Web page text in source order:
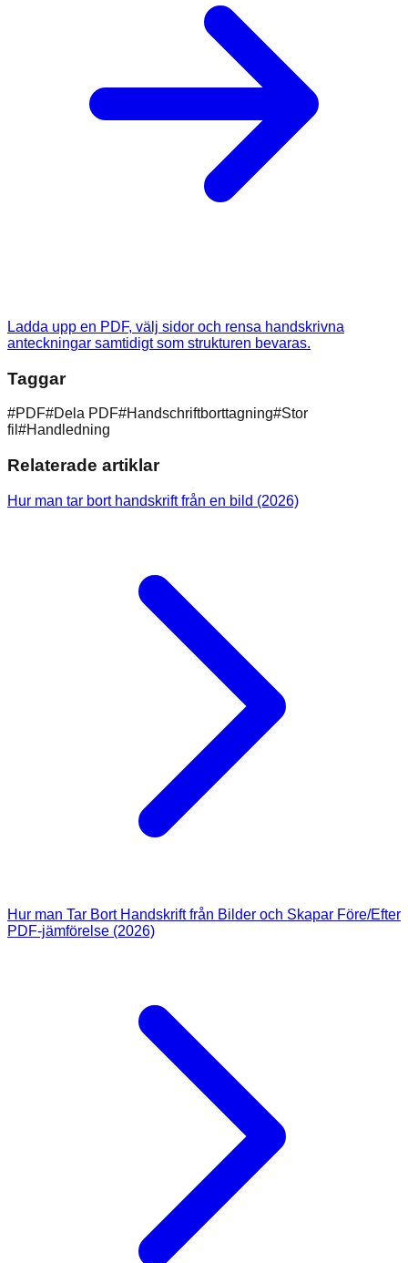
Ladda upp en PDF, välj sidor och rensa handskrivna
anteckningar samtidigt som strukturen bevaras.
Taggar
#PDF#Dela PDF#Handschriftborttagning#Stor
fil #Handledning
Relaterade artiklar
Hur man tar bort handskrift från en bild (2026)
Hur man Tar Bort Handskrift från Bilder och Skapar Före/Efter
PDF-jämförelse (2026)